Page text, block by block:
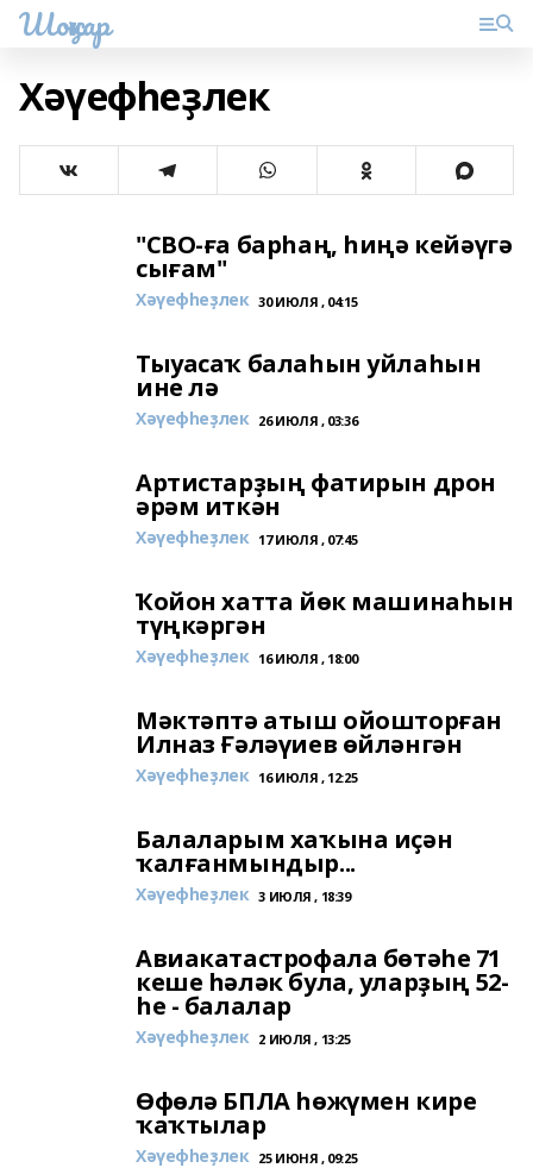
Шоңҡар
Хәүефһеҙлек
"СВО-ға барһаң, һиңә кейәүгә
сығам"
Хәүефһеҙлек 30 ИЮЛЯ , 04:15
Тыуасаҡ балаһын уйлаһын
ине лә
Хәүефһеҙлек 26 ИЮЛЯ , 03:36
Артистарҙың фатирын дрон
әрәм иткән
Хәүефһеҙлек 17 ИЮЛЯ , 07:45
Ҡойон хатта йөк машинаһын
түңкәргән
Хәүефһеҙлек 16 ИЮЛЯ , 18:00
Мәктәптә атыш ойошторған
Илназ Ғәләүиев өйләнгән
Хәүефһеҙлек 16 ИЮЛЯ , 12:25
Балаларым хаҡына иҫән
ҡалғанмындыр...
Хәүефһеҙлек 3 ИЮЛЯ , 18:39
Авиакатастрофала бөтәһе 71
кеше һәләк була, уларҙың 52-
һе - балалар
Хәүефһеҙлек 2 ИЮЛЯ , 13:25
Өфөлә БПЛА һөжүмен кире
ҡаҡтылар
Хәүефһеҙлек 25 ИЮНЯ , 09:25